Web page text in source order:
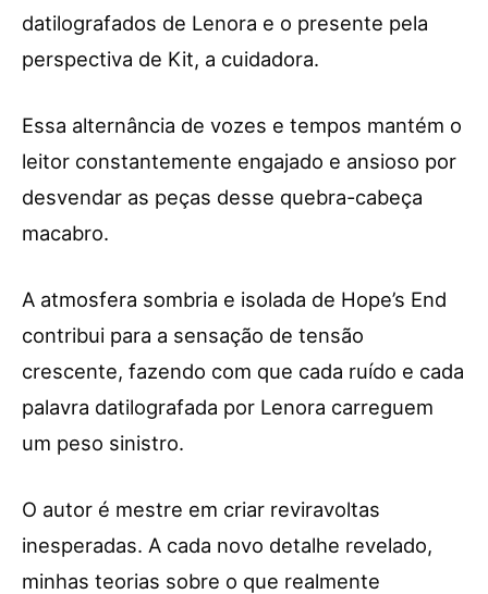
datilografados de Lenora e o presente pela
perspectiva de Kit, a cuidadora.
Essa alternância de vozes e tempos mantém o
leitor constantemente engajado e ansioso por
desvendar as peças desse quebra-cabeça
macabro.
A atmosfera sombria e isolada de Hope’s End
contribui para a sensação de tensão
crescente, fazendo com que cada ruído e cada
palavra datilografada por Lenora carreguem
um peso sinistro.
O autor é mestre em criar reviravoltas
inesperadas. A cada novo detalhe revelado,
minhas teorias sobre o que realmente